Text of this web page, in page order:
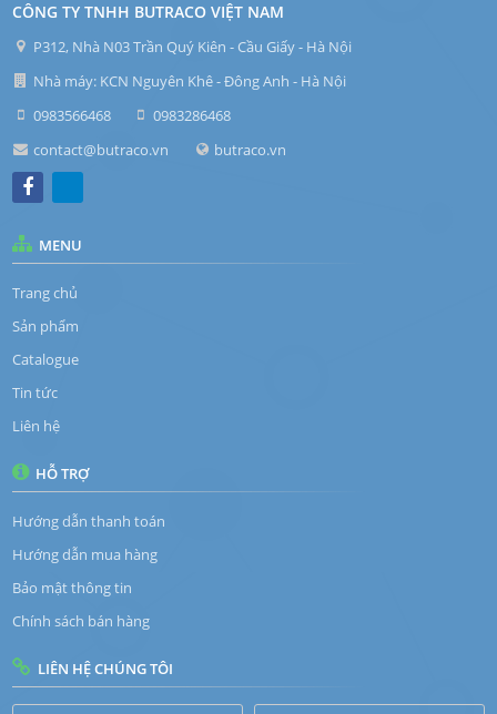
CÔNG TY TNHH BUTRACO VIỆT NAM
P312, Nhà N03 Trần Quý Kiên - Cầu Giấy - Hà Nội
Nhà máy: KCN Nguyên Khê - Đông Anh - Hà Nội
0983566468
0983286468
contact@butraco.vn
butraco.vn
MENU
Trang chủ
Sản phẩm
Catalogue
Tin tức
Liên hệ
HỖ TRỢ
Hướng dẫn thanh toán
Hướng dẫn mua hàng
Bảo mật thông tin
Chính sách bán hàng
LIÊN HỆ CHÚNG TÔI